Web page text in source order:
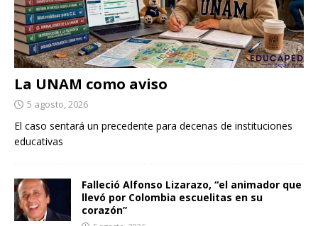
La UNAM como aviso
5 agosto, 2026
El caso sentará un precedente para decenas de instituciones
educativas
Falleció Alfonso Lizarazo, “el animador que
llevó por Colombia escuelitas en su
corazón”